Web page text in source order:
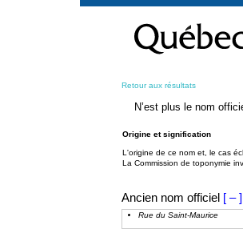
contenu
Retour aux résultats
N’est plus le nom
Origine et signification
L'origine de ce nom et, le cas
La Commission de toponymie
Ancien nom officiel [ – ]
Rue du Saint-Maurice